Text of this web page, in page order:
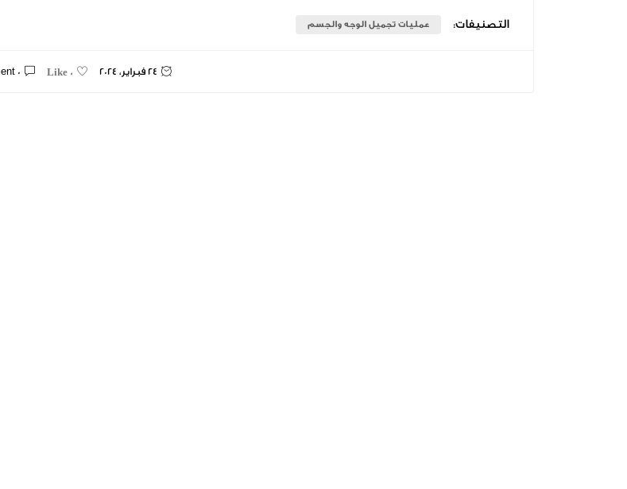
التصنيفات: عمليات تجميل الوجه والجسم
24 فبراير، 2024 0 Like
0 Comment